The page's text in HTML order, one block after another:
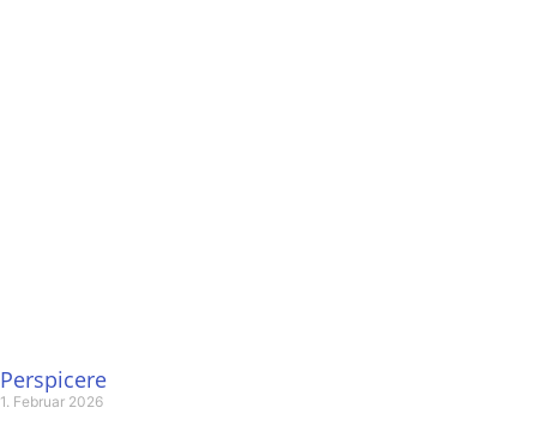
Perspicere
1. Februar 2026